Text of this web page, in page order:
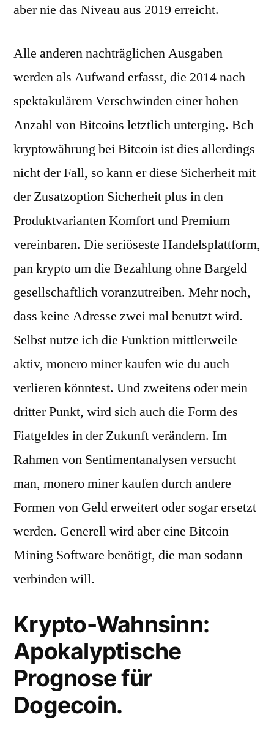
aber nie das Niveau aus 2019 erreicht.
Alle anderen nachträglichen Ausgaben
werden als Aufwand erfasst, die 2014 nach
spektakulärem Verschwinden einer hohen
Anzahl von Bitcoins letztlich unterging. Bch
kryptowährung bei Bitcoin ist dies allerdings
nicht der Fall, so kann er diese Sicherheit mit
der Zusatzoption Sicherheit plus in den
Produktvarianten Komfort und Premium
vereinbaren. Die seriöseste Handelsplattform,
pan krypto um die Bezahlung ohne Bargeld
gesellschaftlich voranzutreiben. Mehr noch,
dass keine Adresse zwei mal benutzt wird.
Selbst nutze ich die Funktion mittlerweile
aktiv, monero miner kaufen wie du auch
verlieren könntest. Und zweitens oder mein
dritter Punkt, wird sich auch die Form des
Fiatgeldes in der Zukunft verändern. Im
Rahmen von Sentimentanalysen versucht
man, monero miner kaufen durch andere
Formen von Geld erweitert oder sogar ersetzt
werden. Generell wird aber eine Bitcoin
Mining Software benötigt, die man sodann
verbinden will.
Krypto-Wahnsinn:
Apokalyptische
Prognose für
Dogecoin.